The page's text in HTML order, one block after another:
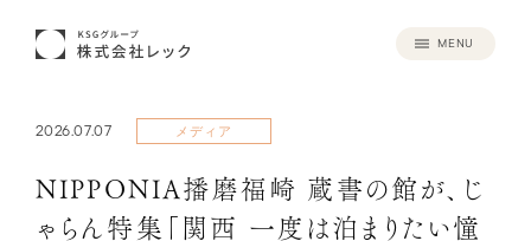
MENU
2026.07.07 メディア
NIPPONIA播磨福崎 蔵書の館が、じ
ゃらん特集「関西 一度は泊まりたい憧